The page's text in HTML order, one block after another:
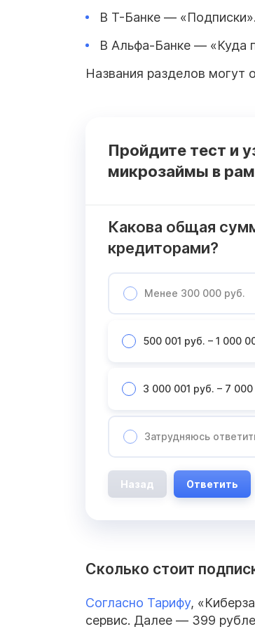
В Т-Банке — «Подписки».
В Альфа-Банке — «Куда
Названия разделов могут
Пройдите тест и
микрозаймы в
Какова общая
кредиторами?
Менее 300 000 руб.
500 001 руб. – 1 000
3 000 001 руб. – 7
Затрудняюсь
Назад Ответить
Сколько стоит
Согласно Тарифу,
сервис. Далее — 399